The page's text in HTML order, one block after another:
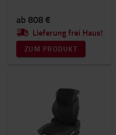
ab 808 €
Lieferung frei Haus!
ZUM PRODUKT